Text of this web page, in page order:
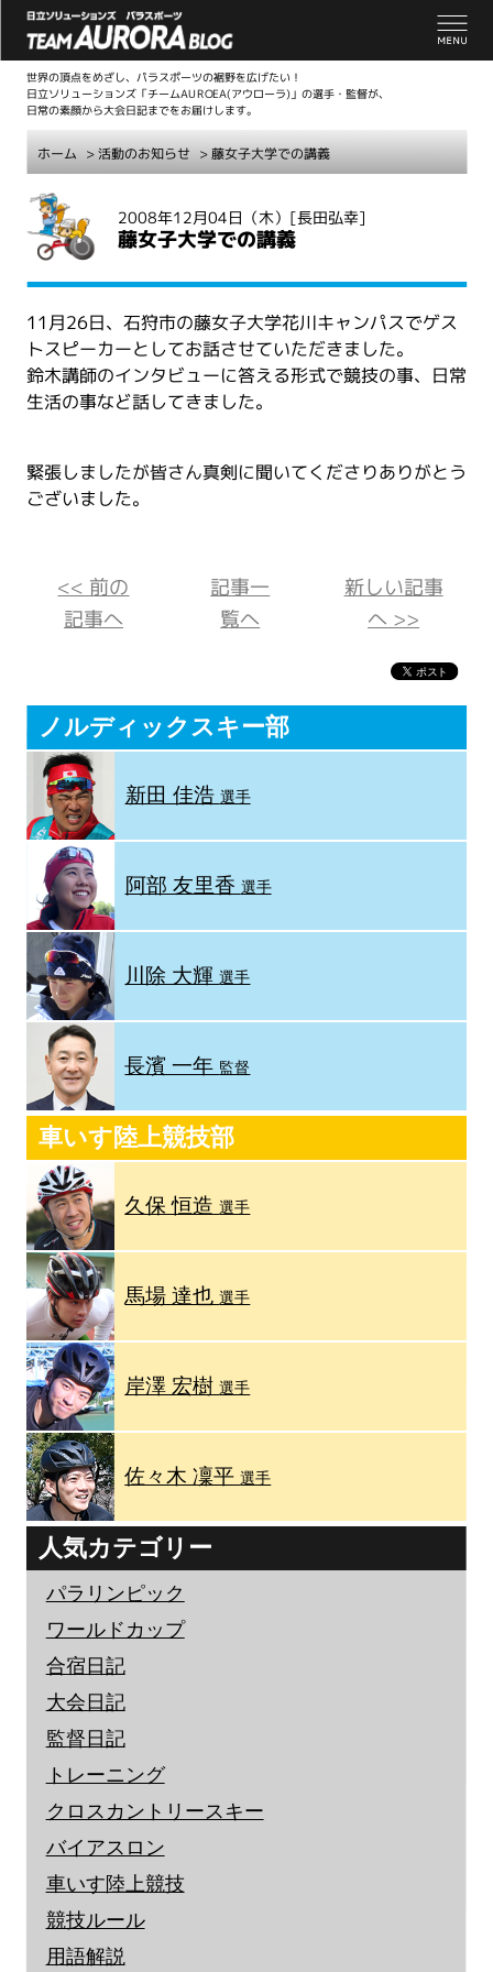
世界の頂点をめざし、パラスポーツの裾野を広げたい！
日立ソリューションズ「チームAUROEA(アウローラ)」の選手・監督が、
日常の素顔から大会日記までをお届けします。
ホーム >活動のお知らせ > 藤女子大学での講義
2008年12月04日（木） [長田弘幸]
藤女子大学での講義
11月26日、石狩市の藤女子大学花川キャンパスでゲス
トスピーカーとしてお話させていただきました。
鈴木講師のインタビューに答える形式で競技の事、日常
生活の事など話してきました。
緊張しましたが皆さん真剣に聞いてくださりありがとう
ございました。
<< 前の
記事へ
記事一
覧へ
新しい記事
へ >>
ノルディックスキー部
新田 佳浩 選手
阿部 友里香 選手
川除 大輝選手
長濱 一年 監督
車いす陸上競技部
久保 恒造選手
馬場 達也選手
岸澤 宏樹選手
佐々木 凜平選手
人気カテゴリー
パラリンピック
ワールドカップ
合宿日記
大会日記
監督日記
トレーニング
クロスカントリースキー
バイアスロン
車いす陸上競技
競技ルール
用語解説